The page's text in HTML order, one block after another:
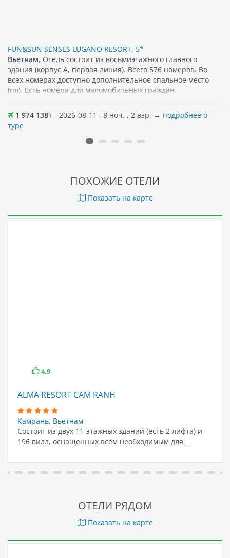
FUN&SUN SENSES LUGANO RESORT, 5*
Вьетнам, Отель состоит из восьмиэтажного главного
здания (корпус А, первая линия). Всего 576 номеров. Во
всех номерах доступно дополнительное спальное место
(пл). Есть номера для маломобильных граждан.
1 974 138₸ - 2026-08-11 , 8 ноч. , 2 взр. → подробнее о
туре
ПОХОЖИЕ ОТЕЛИ
Показать на карте
4.9
ALMA RESORT CAM RANH
Камрань, Вьетнам
Состоит из двух 11-этажных зданий (есть 2 лифта) и
196 вилл, оснащенных всем необходимым для…
ОТЕЛИ РЯДОМ
Показать на карте